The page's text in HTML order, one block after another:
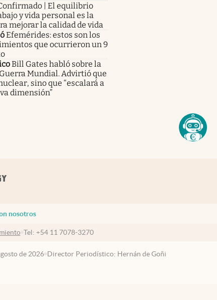
| El equilibrio
y vida personal es la
mejorar la calidad de vida
Efemérides: estos son los
que ocurrieron un 9
Bill Gates habló sobre la
Mundial. Advirtió que
sino que “escalará a
dimensión”
nosotros
Tel: +54 11 7078-3270
de 2026 Director Periodístico: Hernán de Goñi